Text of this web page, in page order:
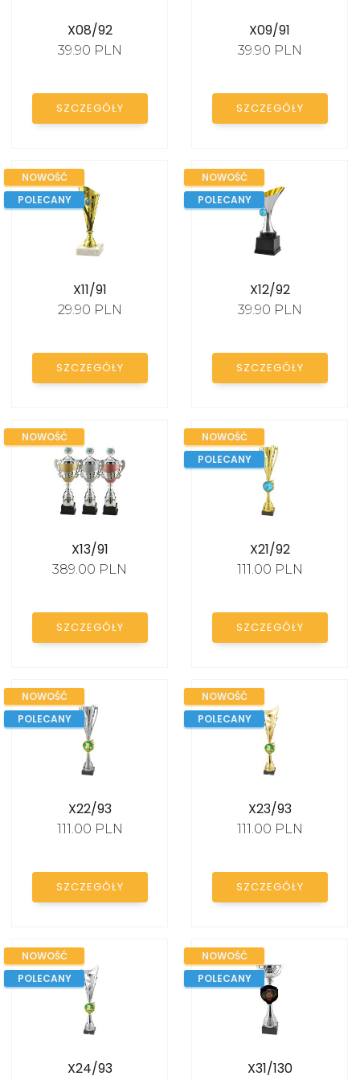
Puchary zimowe
Puchary szkoła
Puchary służba zdrowia
STATUETKI
PODZIĘKOWANIA
STATUETKI SZKLANE
FIGURKI SPORTOWE
EMBLEMATY
DYPLOMY PAPIEROWE
TROPHY PACKS
X08/92
39.90 PLN
SZCZEGÓŁY
X09/91
39.90 PLN
SZCZEGÓŁY
NOWOŚĆ
POLECANY
X11/91
29.90 PLN
SZCZEGÓŁY
NOWOŚĆ
POLECANY
X12/92
39.90 PLN
SZCZEGÓŁY
NOWOŚĆ
X13/91
389.00 PLN
SZCZEGÓŁY
NOWOŚĆ
POLECANY
X21/92
111.00 PLN
SZCZEGÓŁY
NOWOŚĆ
POLECANY
X22/93
111.00 PLN
SZCZEGÓŁY
NOWOŚĆ
POLECANY
X23/93
111.00 PLN
SZCZEGÓŁY
NOWOŚĆ
POLECANY
X24/93
NOWOŚĆ
POLECANY
X31/130